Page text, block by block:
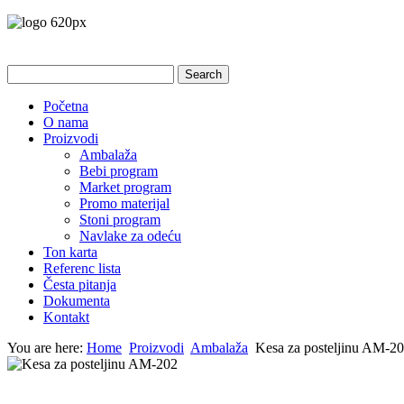
Početna
O nama
Proizvodi
Ambalaža
Bebi program
Market program
Promo materijal
Stoni program
Navlake za odeću
Ton karta
Referenc lista
Česta pitanja
Dokumenta
Kontakt
You are here: Home Proizvodi Ambalaža Kesa za posteljinu AM-